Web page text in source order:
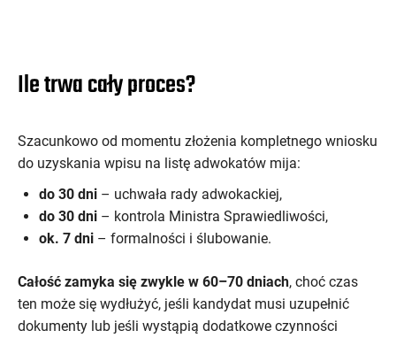
Ile trwa cały proces?
Szacunkowo od momentu złożenia kompletnego wniosku
do uzyskania wpisu na listę adwokatów mija:
do 30 dni – uchwała rady adwokackiej,
do 30 dni – kontrola Ministra Sprawiedliwości,
ok. 7 dni – formalności i ślubowanie.
Całość zamyka się zwykle w 60–70 dniach, choć czas
ten może się wydłużyć, jeśli kandydat musi uzupełnić
dokumenty lub jeśli wystąpią dodatkowe czynności